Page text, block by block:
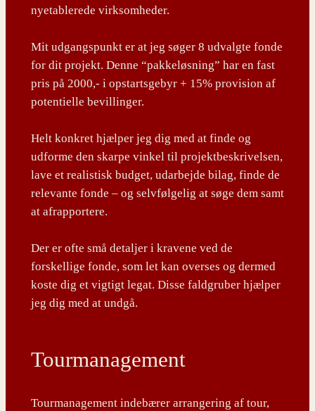
nyetablerede virksomheder.
Mit udgangspunkt er at jeg søger 8 udvalgte fonde
for dit projekt. Denne “pakkeløsning” har en fast
pris på 2000,- i opstartsgebyr + 15% provision af
potentielle bevillinger.
Helt konkret hjælper jeg dig med at finde og
udforme den skarpe vinkel til projektbeskrivelsen,
lave et realistisk budget, udarbejde bilag, finde de
relevante fonde – og selvfølgelig at søge dem samt
at afrapportere.
Der er ofte små detaljer i kravene ved de
forskellige fonde, som let kan overses og dermed
koste dig et vigtigt legat. Disse faldgruber hjælper
jeg dig med at undgå.
Tourmanagement
Tourmanagement indebærer arrangering af tour,